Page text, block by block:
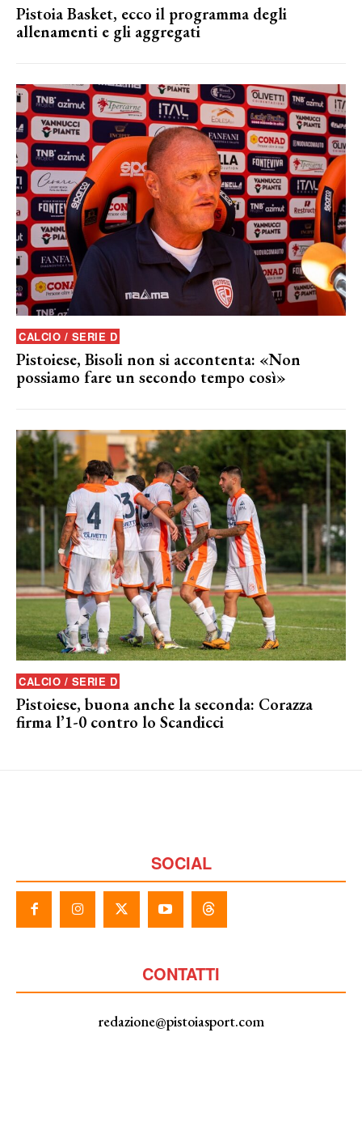
Pistoia Basket, ecco il programma degli
allenamenti e gli aggregati
CALCIO / SERIE D
Pistoiese, Bisoli non si accontenta: «Non
possiamo fare un secondo tempo così»
CALCIO / SERIE D
Pistoiese, buona anche la seconda: Corazza
firma l’1-0 contro lo Scandicci
SOCIAL
CONTATTI
redazione@pistoiasport.com